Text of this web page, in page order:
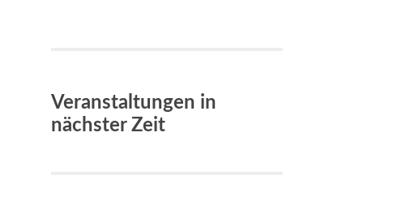
Veranstaltungen in
nächster Zeit